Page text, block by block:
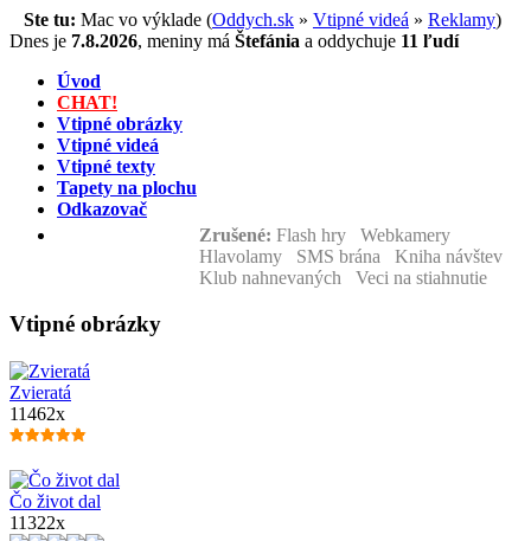
Ste tu: Mac vo výklade (Oddych.sk » Vtipné videá » Reklamy)
Dnes je 7.8.2026, meniny má Štefánia a oddychuje 11 ľudí
Úvod
CHAT!
Vtipné obrázky
Vtipné videá
Vtipné texty
Tapety na plochu
Odkazovač
Zrušené: Flash hry Webkamery
Hlavolamy SMS brána Kniha návštev
Klub nahnevaných Veci na stiahnutie
Vtipné obrázky
Zvieratá
11462x
Čo život dal
11322x